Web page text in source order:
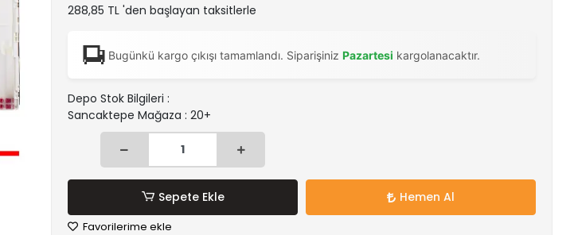
288,85 TL 'den başlayan taksitlerle
Bugünkü kargo çıkışı tamamlandı. Siparişiniz Pazartesi kargolanacaktır.
Depo Stok Bilgileri :
Sancaktepe Mağaza : 20+
Sepete Ekle Hemen Al
Favorilerime ekle